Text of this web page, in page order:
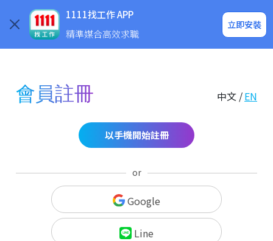
1111找工作 APP
精準媒合高效求職
立即安裝
企業求才
會員註冊 中文 /EN
以手機開始註冊
or
Google
Line